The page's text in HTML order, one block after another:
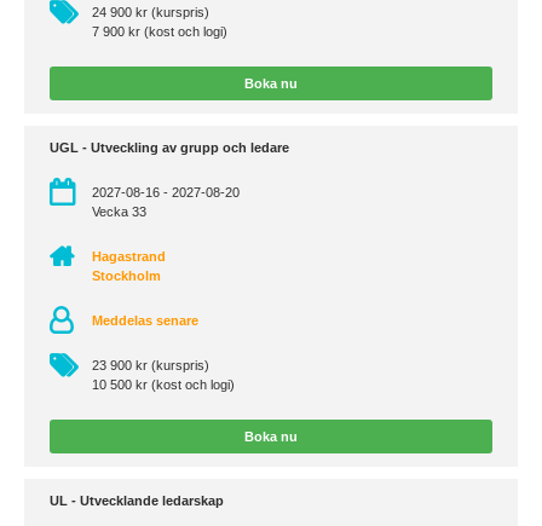
24 900 kr (kurspris)
7 900 kr (kost och logi)
Boka nu
UGL - Utveckling av grupp och ledare
2027-08-16 - 2027-08-20
Vecka 33
Hagastrand
Stockholm
Meddelas senare
23 900 kr (kurspris)
10 500 kr (kost och logi)
Boka nu
UL - Utvecklande ledarskap